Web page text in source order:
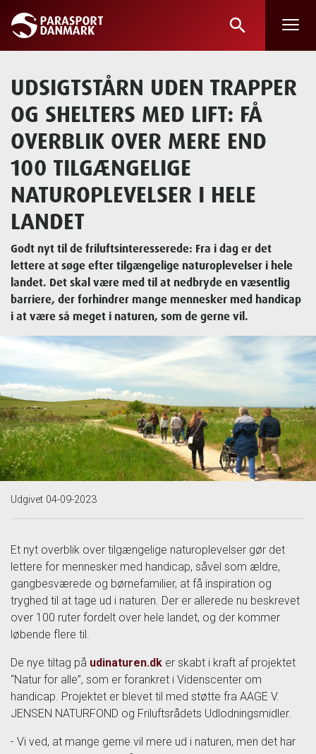
Skip
to
content
search
UDSIGTSTÅRN UDEN TRAPPER
OG SHELTERS MED LIFT: FÅ
OVERBLIK OVER MERE END
100 TILGÆNGELIGE
NATUROPLEVELSER I HELE
LANDET
Godt nyt til de friluftsinteresserede: Fra i dag er det
lettere at søge efter tilgængelige naturoplevelser i hele
landet. Det skal være med til at nedbryde en væsentlig
barriere, der forhindrer mange mennesker med handicap
i at være så meget i naturen, som de gerne vil.
Udgivet 04-09-2023
Et nyt overblik over tilgængelige naturoplevelser gør det
lettere for mennesker med handicap, såvel som ældre,
gangbesværede og børnefamilier, at få inspiration og
tryghed til at tage ud i naturen. Der er allerede nu beskrevet
over 100 ruter fordelt over hele landet, og der kommer
løbende flere til.
De nye tiltag på udinaturen.dk er skabt i kraft af projektet
“Natur for alle”, som er forankret i Videnscenter om
handicap. Projektet er blevet til med støtte fra AAGE V.
JENSEN NATURFOND og Friluftsrådets Udlodningsmidler.
- Vi ved, at mange gerne vil mere ud i naturen, men det har